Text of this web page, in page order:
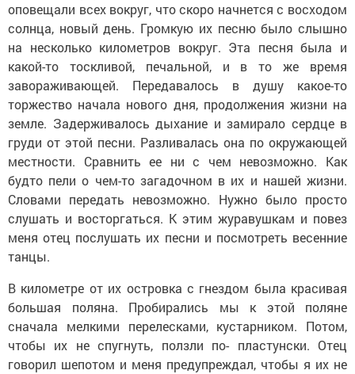
оповещали всех вокруг, что скоро начнется с восходом
солнца, новый день. Громкую их песню было слышно
на несколько километров вокруг. Эта песня была и
какой-то тоскливой, печальной, и в то же время
завораживающей. Передавалось в душу какое-то
торжество начала нового дня, продолжения жизни на
земле. Задерживалось дыхание и замирало сердце в
груди от этой песни. Разливалась она по окружающей
местности. Сравнить ее ни с чем невозможно. Как
будто пели о чем-то загадочном в их и нашей жизни.
Словами передать невозможно. Нужно было просто
слушать и восторгаться. К этим журавушкам и повез
меня отец послушать их песни и посмотреть весенние
танцы.
В километре от их островка с гнездом была красивая
большая поляна. Пробирались мы к этой поляне
сначала мелкими перелесками, кустарником. Потом,
чтобы их не спугнуть, ползли по- пластунски. Отец
говорил шепотом и меня предупреждал, чтобы я их не